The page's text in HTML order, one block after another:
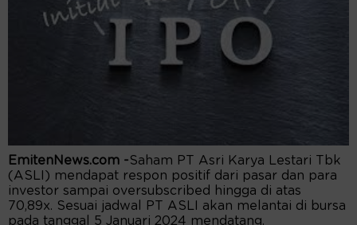
EmitenNews.com -Saham PT Asri Karya Lestari Tbk
(ASLI) mendapat respon positif dari pasar dan para
investor sampai oversubscribed hingga di atas
70,89x. Sesuai jadwal PT ASLI akan melantai di bursa
pada tanggal 5 Januari 2024 mendatang.